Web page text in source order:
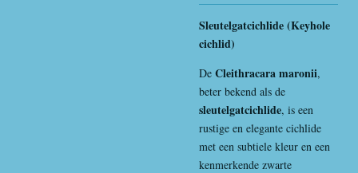
Sleutelgatcichlide (Keyhole
cichlid)
De Cleithracara maronii,
beter bekend als de
sleutelgatcichlide, is een
rustige en elegante cichlide
met een subtiele kleur en een
kenmerkende zwarte